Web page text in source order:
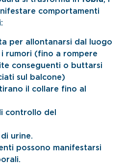
comportamenti
per allontanarsi dal luogo
rumori (fino a rompere
conseguenti o buttarsi
sul balcone)
il collare fino al
controllo del
urine.
possono manifestarsi